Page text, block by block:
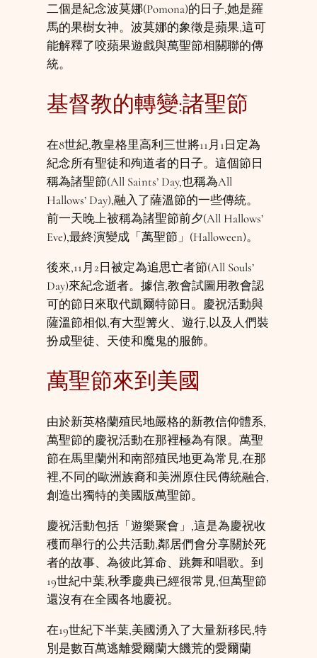
二個是紀念波莫娜(Pomona)的日子,她是羅
馬的果樹女神。波莫娜的象徵是蘋果,這可
能解釋了咬蘋果遊戲與萬聖節相關聯的傳
統。
基督教的轉變:諸聖節
在8世紀,教皇格里高利三世將11月1日定為
紀念所有聖徒和殉道者的日子。這個節日
稱為諸聖節(All Saints’ Day,也稱為All
Hallows’ Day),融入了薩溫節的一些傳統。
前一天晚上被稱為諸聖節前夕(All Hallows’
Eve),最終演變成「萬聖節」(Halloween)。
後來,11月2日被定為追思亡者節(All Souls’
Day)來紀念逝者。據信,教會試圖用教會認
可的節日來取代凱爾特節日。慶祝活動與
薩溫節相似,有大型篝火、遊行,以及人們裝
扮成聖徒、天使和魔鬼的服飾。
萬聖節來到美國
由於新英格蘭殖民地嚴格的新教信仰體系,
萬聖節的慶祝活動在那裡極為有限。萬聖
節在馬里蘭州和南部殖民地更為常見,在那
裡,不同的歐洲族裔和美洲原住民傳統融合,
創造出獨特的美國版萬聖節。
慶祝活動包括「遊樂聚會」,這是為慶祝收
穫而舉行的公共活動,鄰居們會分享關於死
者的故事、為彼此算命、跳舞和唱歌。到
19世紀中葉,秋季慶典已經很常見,但萬聖節
還沒有在全國各地慶祝。
在19世紀下半葉,美國湧入了大量新移民,特
別是數百萬逃離愛爾蘭大饑荒的愛爾蘭